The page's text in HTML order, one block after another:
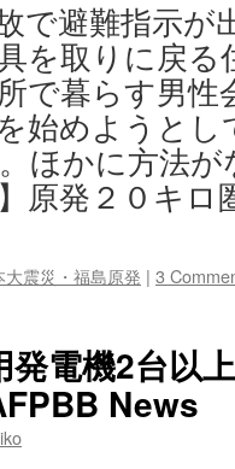
で避難指示が
を取りに戻
で暮らす男性
始めようと
ほかに方法
原発２０キロ
大震災・福島原発 | 3
発電機2台以
News